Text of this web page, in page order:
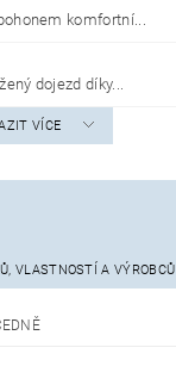
komfortní...
dojezd díky...
VÍCE
VLASTNOSTÍ A VÝROBCŮ